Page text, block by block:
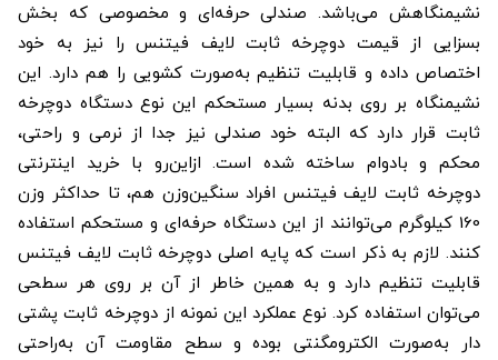
نشیمنگاهش می‌باشد. صندلی حرفه‌ای و مخصوصی که بخش
بسزایی از قیمت دوچرخه ثابت لایف فیتنس را نیز به خود
اختصاص داده و قابلیت تنظیم به‌صورت کشویی را هم دارد. این
نشیمنگاه بر روی بدنه بسیار مستحکم این نوع دستگاه دوچرخه
ثابت قرار دارد که البته خود صندلی نیز جدا از نرمی و راحتی،
محکم و بادوام ساخته شده است. ازاین‌رو با خرید اینترنتی
دوچرخه ثابت لایف فیتنس افراد سنگین‌وزن هم، تا حداکثر وزن
160 کیلوگرم می‌توانند از این دستگاه حرفه‌ای و مستحکم استفاده
کنند. لازم به ذکر است که پایه اصلی دوچرخه ثابت لایف فیتنس
قابلیت تنظیم دارد و به همین خاطر از آن بر روی هر سطحی
می‌توان استفاده کرد. نوع عملکرد این نمونه از دوچرخه ثابت پشتی
دار به‌صورت الکترومگنتی بوده و سطح مقاومت آن به‌راحتی